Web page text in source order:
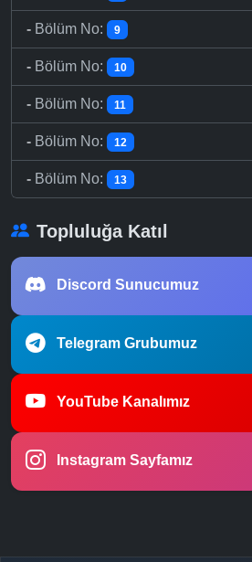
- Bölüm No: 9
- Bölüm No: 10
- Bölüm No: 11
- Bölüm No: 12
- Bölüm No: 13
Topluluğa Katıl
Discord Sunucumuz
Telegram Grubumuz
YouTube Kanalımız
Instagram Sayfamız